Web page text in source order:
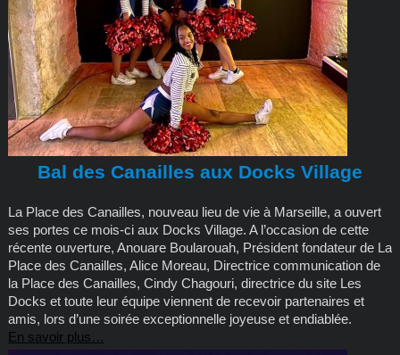
Bal des Canailles aux Docks Village
La Place des Canailles, nouveau lieu de vie à Marseille, a ouvert
ses portes ce mois-ci aux Docks Village. A l’occasion de cette
récente ouverture, Anouare Boularouah, Président fondateur de La
Place des Canailles, Alice Moreau, Directrice communication de
la Place des Canailles, Cindy Chagouri, directrice du site Les
Docks et toute leur équipe viennent de recevoir partenaires et
amis, lors d’une soirée exceptionnelle joyeuse et endiablée.
En savoir plus…